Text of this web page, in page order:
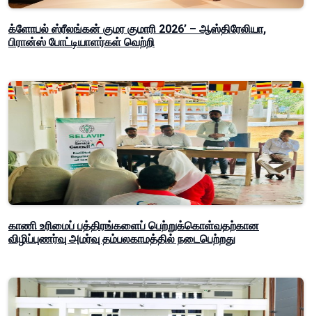
க்ளோபல் ஸ்ரீலங்கன் குமர குமாரி 2026’ – ஆஸ்திரேலியா,
பிரான்ஸ் போட்டியாளர்கள் வெற்றி
காணி உரிமைப் பத்திரங்களைப் பெற்றுக்கொள்வதற்கான
விழிப்புணர்வு அமர்வு தம்பலகாமத்தில் நடைபெற்றது